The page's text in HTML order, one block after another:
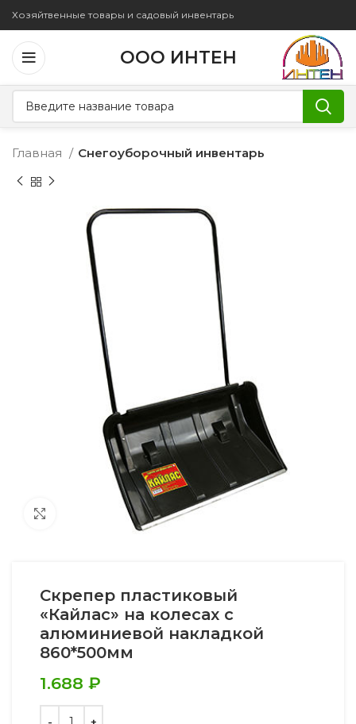
Хозяйтвенные товары и садовый инвентарь
ООО ИНТЕН
Главная Снегоуборочный инвентарь
Скрепер пластиковый
«Кайлас» на колесах с
алюминиевой накладкой
860*500мм
1.688 ₽